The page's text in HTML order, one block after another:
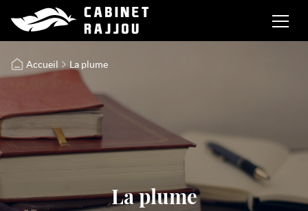
Accueil La plume
La plume